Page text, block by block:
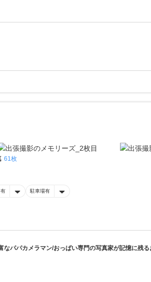
61枚
駐車場有
パパカメラマン/おっぱい専門の写真家が記憶に残る